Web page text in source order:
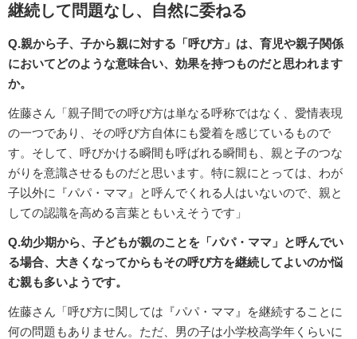
継続して問題なし、自然に委ねる
Q.親から子、子から親に対する「呼び方」は、育児や親子関係
においてどのような意味合い、効果を持つものだと思われます
か。
佐藤さん「親子間での呼び方は単なる呼称ではなく、愛情表現
の一つであり、その呼び方自体にも愛着を感じているもので
す。そして、呼びかける瞬間も呼ばれる瞬間も、親と子のつな
がりを意識させるものだと思います。特に親にとっては、わが
子以外に『パパ・ママ』と呼んでくれる人はいないので、親と
しての認識を高める言葉ともいえそうです」
Q.幼少期から、子どもが親のことを「パパ・ママ」と呼んでい
る場合、大きくなってからもその呼び方を継続してよいのか悩
む親も多いようです。
佐藤さん「呼び方に関しては『パパ・ママ』を継続することに
何の問題もありません。ただ、男の子は小学校高学年くらいに